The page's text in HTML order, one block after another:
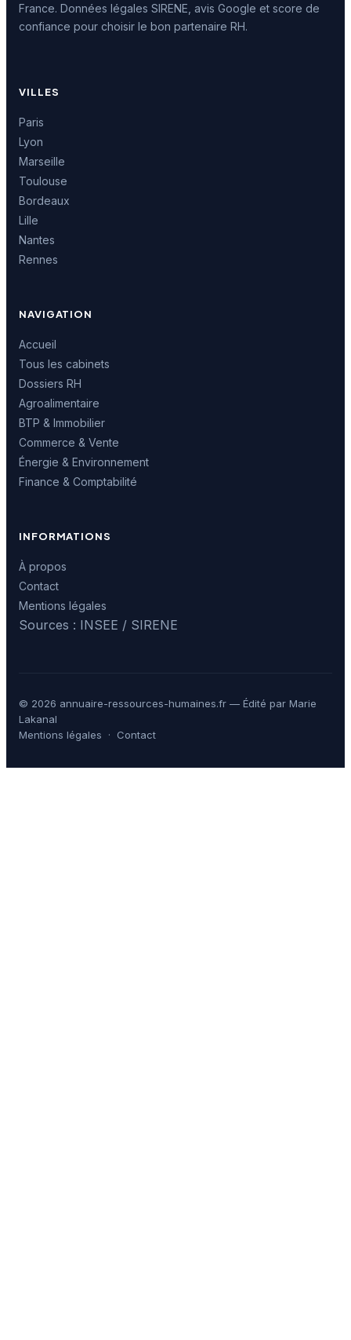
France. Données légales SIRENE, avis Google et score de
confiance pour choisir le bon partenaire RH.
VILLES
Paris
Lyon
Marseille
Toulouse
Bordeaux
Lille
Nantes
Rennes
NAVIGATION
Accueil
Tous les cabinets
Dossiers RH
Agroalimentaire
BTP & Immobilier
Commerce & Vente
Énergie & Environnement
Finance & Comptabilité
INFORMATIONS
À propos
Contact
Mentions légales
Sources : INSEE / SIRENE
© 2026 annuaire-ressources-humaines.fr — Édité par Marie
Lakanal
Mentions légales · Contact